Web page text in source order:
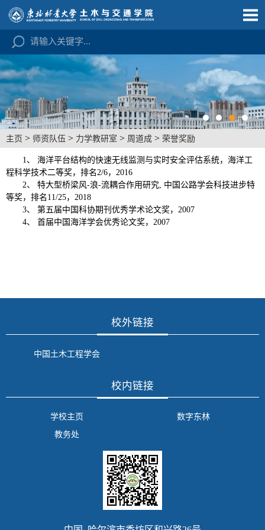
主页 > 师资队伍 > 力学教研室 > 周道成 > 荣誉奖励
1、 海洋平台结构的快速无线监测与实时安全评估系统，海洋工
程科学技术二等奖，排名2/6，2016
2、 特大型桥梁风-浪-流耦合作用研究, 中国公路学会科技进步特
等奖，排名11/25，2018
3、 第五届中国科协期刊优秀学术论文奖，2007
4、 首届中国海洋学会优秀论文奖，2007
校外链接
中国土木工程学会
校内链接
学校主页
数字东林
教务处